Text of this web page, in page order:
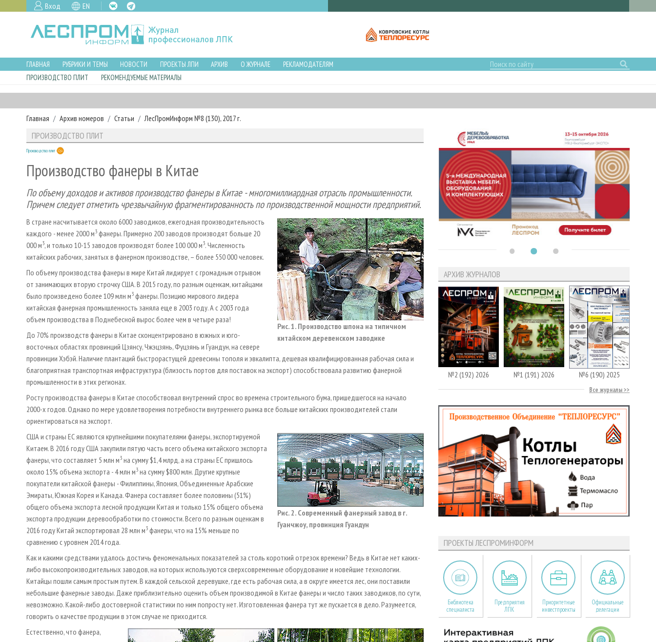
Вход EN
ГЛАВНАЯ РУБРИКИ И ТЕМЫ НОВОСТИ ПРОЕКТЫ ЛПИ АРХИВ О ЖУРНАЛЕ
РЕКЛАМОДАТЕЛЯМ
ПРОИЗВОДСТВО ПЛИТ
РЕКОМЕНДУЕМЫЕ МАТЕРИАЛЫ
Главная Архив номеров Статьи ЛесПромИнформ №8 (130), 2017 г.
ПРОИЗВОДСТВО ПЛИТ
Производство плит
Производство фанеры в Китае
По объему доходов и активов производство фанеры в Китае - многомиллиардная отрасль промышленности.
Причем следует отметить чрезвычайную фрагментированность по производственной мощности предприятий.
Рис. 1. Производство шпона на типичном
китайском деревенском заводике
В стране насчитывается около 6000 заводиков, ежегодная производительность
каждого - менее 2000 м3 фанеры. Примерно 200 заводов производят больше 20
000 м3, и только 10-15 заводов производят более 100 000 м3. Численность
китайских рабочих, занятых в фанерном производстве, – более 550 000 человек.
По объему производства фанеры в мире Китай лидирует с громадным отрывом
от занимающих вторую строчку США. В 2015 году, по разным оценкам, китайцами
было произведено более 109 млн м3 фанеры. Позицию мирового лидера
китайская фанерная промышленность заняла еще в 2003 году. А с 2003 года
объем производства в Поднебесной вырос более чем в четыре раза!
До 70% производств фанеры в Китае сконцентрировано в южных и юго-
восточных областях провинций Цзянсу, Чжэцзянь, Фуцзянь и Гуандун, на севере
провинции Хэбэй. Наличие плантаций быстрорастущей древесины тополя и эвкалипта, дешевая квалифицированная рабочая сила и
благоприятная транспортная инфраструктура (близость портов для поставок на экспорт) способствовала развитию фанерной
промышленности в этих регионах.
Росту производства фанеры в Китае способствовал внутренний спрос во времена строительного бума, пришедшегося на начало
2000-х годов. Однако по мере удовлетворения потребности внутреннего рынка все больше китайских производителей стали
ориентироваться на экспорт.
Рис. 2. Современный фанерный завод в г.
Гуанчжоу, провинция Гуандун
США и страны ЕС являются крупнейшими покупателями фанеры, экспортируемой
Китаем. В 2016 году США закупили пятую часть всего объема китайского экспорта
фанеры, что составляет 5 млн м3 на сумму $1,4 млрд, а на страны ЕС пришлось
около 15% объема экспорта - 4 млн м3 на сумму $800 млн. Другие крупные
покупатели китайской фанеры - Филиппины, Япония, Объединенные Арабские
Эмираты, Южная Корея и Канада. Фанера составляет более половины (51%)
общего объема экспорта лесной продукции Китая и только 15% общего объема
экспорта продукции деревообработки по стоимости. Всего по разным оценкам в
2016 году Китай экспортировал 28 млн м3 фанеры, что на 15% меньше по
сравнению с уровнем 2014 года.
Как и какими средствами удалось достичь феноменальных показателей за столь короткий отрезок времени? Ведь в Китае нет каких-
либо высокопроизводительных заводов, на которых используются сверхсовременные оборудование и новейшие технологии.
Китайцы пошли самым простым путем. В каждой сельской деревушке, где есть рабочая сила, а в округе имеется лес, они поставили
небольшие фанерные заводы. Даже приблизительно оценить объем производимой в Китае фанеры и число таких заводиков, по сути,
невозможно. Какой-либо достоверной статистики по ним попросту нет. Изготовленная фанера тут же пускается в дело. Разумеется,
говорить о качестве продукции в этом случае не приходится.
Естественно, что фанера,
АРХИВ ЖУРНАЛОВ
№2 (192) 2026 №1 (191) 2026 №6 (190) 2025
Все журналы
ПРОЕКТЫ ЛЕСПРОМИНФОРМ
Библиотека
специалиста
Предприятия
ЛПК
Приоритетные
инвестпроекты
Официальные
делегации